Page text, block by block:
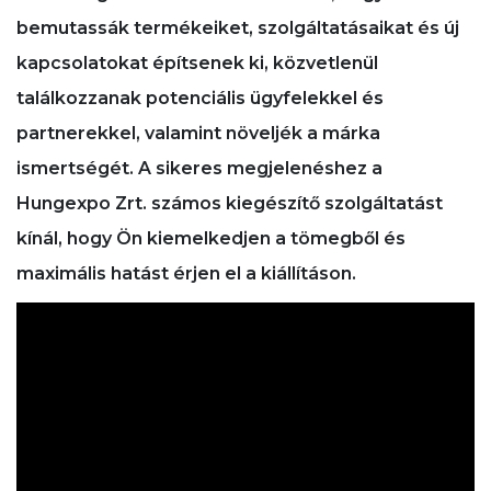
bemutassák termékeiket, szolgáltatásaikat és új
kapcsolatokat építsenek ki, közvetlenül
találkozzanak potenciális ügyfelekkel és
partnerekkel, valamint növeljék a márka
ismertségét. A sikeres megjelenéshez a
Hungexpo Zrt. számos kiegészítő szolgáltatást
kínál, hogy Ön kiemelkedjen a tömegből és
maximális hatást érjen el a kiállításon.